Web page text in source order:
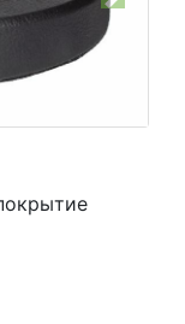
Next